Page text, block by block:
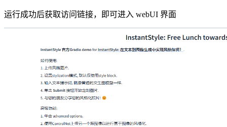
运行成功后获取访问链接，即可进入 webUI 界面